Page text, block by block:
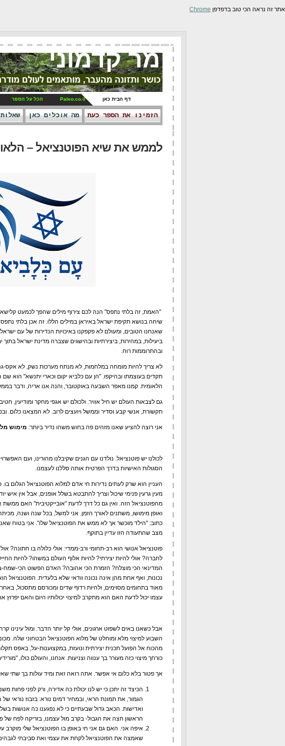
אתר זה נראה הכי טוב בדפדפן Chrome
מר קדמוני
דף הבית כאן Paleo.co.il הכל על הספר
הזמינו את הספר כעת מה אוכלים כאן
לממש את שיא הפוטנציאל –
"האמת, זה בלתי נתפס" הנה לכם צירוף מילים שהפך לכמעט
שיחה בנושא תקיפת ישראל באיראן במילים הללו. זה אכן בלתי נתפס.
שאנחנו הטובים, ומעולם לא פקפקנו באיכויות הנדירות של עם
ביעילות, במהירות, ביצירתיות ובהישגים שצברה מדינת ישראל
ובהתרוממות רוח.
לא צריך להיות מומחה במלחמות, לא מנתח מערכות נשק, לא אקס-
תקדים בעוצמתו ובהיקפו. "הן עם כלביא יקום וכארי יתנשא" הוא
הלאומית. קמנו מאפר השבעה באוקטובר, והנה אנו אריה, ודבר
גם לצבאות העולם יש חיל אוויר. ולכולם יש אגפי מחקר ומודיעין,
תקשורת, אנשי קבע וסדיר וממשל ויועצים לרוב. לא המצאנו כלום.
אני רוצה להציע שאנו מזהים פה בחוש משהו נדיר ביותר: מימוש
לכולנו יש פוטנציאל. נולדנו עם הגנים שקיבלנו מהורינו, ועם
הסגולות האישיות בדרך הפרטית אותה סללנו לעצמנו.
העניין הוא שרק לעתים נדירות חי אדם למלוא הפוטנציאל הגלום
מעין גרעין פנימי שיכול וצריך להתבטא בשלל אופנים, אבל אין איש
מהפוטנציאל הזה. ואין גם כל דרך לדעת "אובייקטיבית" האם
ואופן מימושו, משתנים לאורך הזמן. אני למשל, בכל שנה ושנה,
כתוב: "הילד מוכשר אך לא ממש את הפוטנציאל שלו". אני בטוח
מצב שהתעודה הזו עדיין בתוקף.
פוטנציאל אנושי הוא רב-תחומי ורב-ממדי: אולי כלולה בו חתונה?
לחברה? אולי להיות יצירתי? להיות אלוף העולם במשהו? להיות
המדינאי הכי מוצלח? הזמרת הכי אהובה? האדם הפשוט הכי-שמח-
נכונות, ואף אחת מהן אינה נכונה וודאי שלא בלעדית. הפוטנציאל
מאוד בתחומים מסוימים, ולהיות רדוף שדים ומכורסם מתסכול,
עצמו יכול לדעת האם הוא מתקרב למיצוי יכולותיו היום והאם יפרוץ
אבל כשאנו באים לשפוט ארגונים, אולי קל יותר הדבר. ומול עינינו
השבוע למיצוי מלא ומוחלט של מלוא הפוטנציאל הבטחוני שלה.
מהכוח אל הפועל תכנית יצירתית ונועזת, במקצוענות-על, באפס
כורחך מיצוי כזה מעורר בך ענווה וצניעות. אנחנו, והעולם כולו,
אך פטור בלא כלום אי אפשר. אתה רואה זאת ומיד עולות בך שתי
הכיצד זה יתכן כי יש לנו יכולת כה אדירה, ורק לפני פחות
הגמור, את תמונת הראי, ובמחיר דמים נורא: בזבוז נוראי
ואדישות. הכאב גדול שבעתיים כי לא נפגענו כה אנושות
הראשון חצה את הגבול- בקרב מול עצמנו, בזריקה לפח של
איפה אני. האם גם אני חי באופן בו הפוטנציאל שלי מוקרב
שאמצה את הפוטנציאל לקחת את עצמי ואת סביבתי